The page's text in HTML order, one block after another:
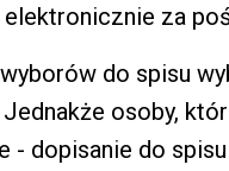
za
do spisu
osoby,
dopisanie do spisu